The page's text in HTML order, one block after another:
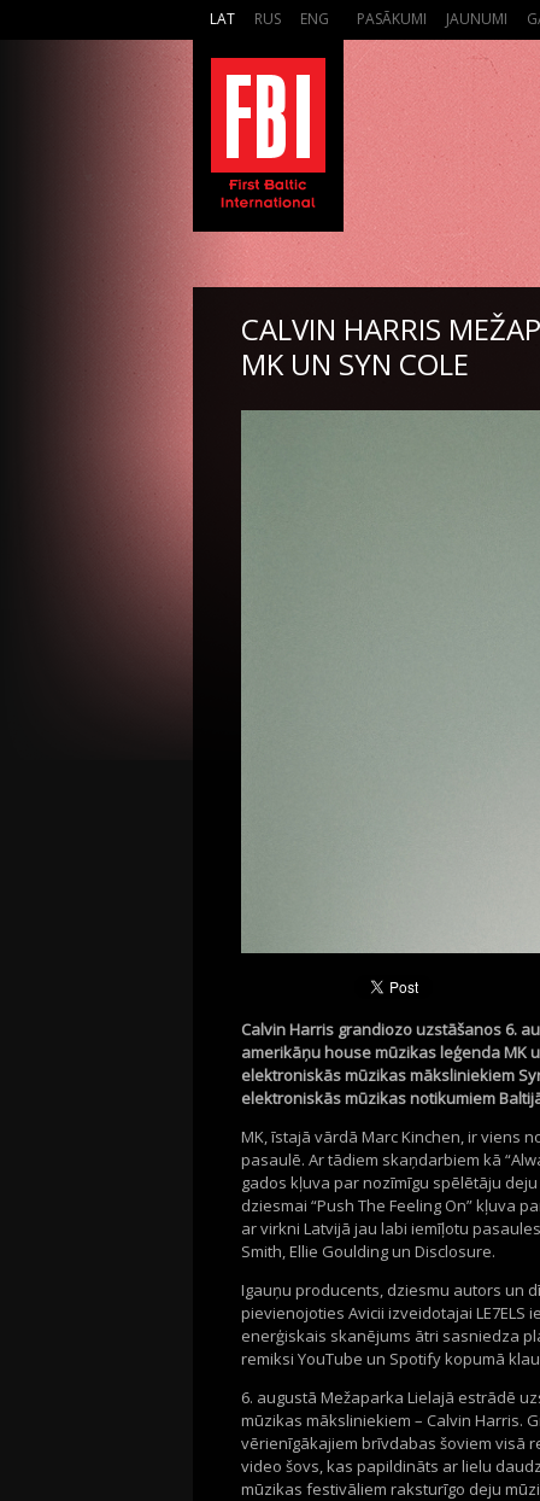
LAT RUS ENG PASĀKUMI JAUNUMI
CALVIN HARRIS
MK UN SYN COLE
Calvin Harris grandiozo uzstāšanos 6.
amerikāņu house mūzikas leģenda MK
elektroniskās mūzikas māksliniekiem
elektroniskās mūzikas notikumiem
MK, īstajā vārdā Marc Kinchen, ir viens
pasaulē. Ar tādiem skaņdarbiem kā
gados kļuva par nozīmīgu spēlētāju
dziesmai “Push The Feeling On” kļuva
ar virkni Latvijā jau labi iemīļotu
Smith, Ellie Goulding un Disclosure.
Igauņu producents, dziesmu autors un
pievienojoties Avicii izveidotajai
enerģiskais skanējums ātri sasniedza
remiksi YouTube un Spotify kopumā
6. augustā Mežaparka Lielajā estrādē
mūzikas māksliniekiem – Calvin Harris.
vērienīgākajiem brīvdabas šoviem visā
video šovs, kas papildināts ar lielu
mūzikas festivāliem raksturīgo deju